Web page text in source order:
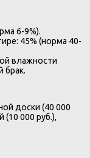
6-9%).
45% (норма 40-
влажности
брак.
доски (40 000
(10 000 руб.),